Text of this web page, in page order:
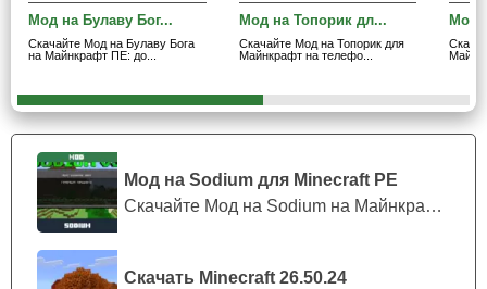
Мод на Sodium для Minecraft PE
Скачайте Мод на Sodium на Майнкрафт П...
Скачать Minecraft 26.50.24
Мод на Булаву Бог...
Скачайте Мод на Булаву Бога
на Майнкрафт ПЕ: до...
Мод на Топорик дл...
Скачайте Мод на Топорик для
Майнкрафт на телефо...
Мод